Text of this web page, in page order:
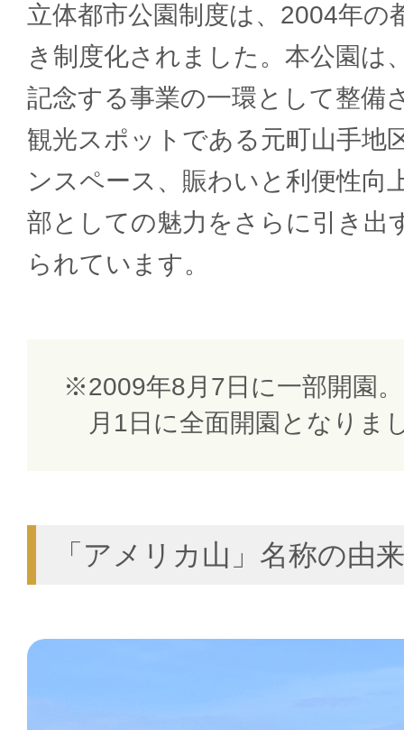
立体都市公園制度は、2004年の
き制度化されました。本公園は
記念する事業の一環として整備
観光スポットである元町山手地
ンスペース、賑わいと利便性向
部としての魅力をさらに引き出
られています。
2009年8月7日に一部開園
月1日に全面開園となりま
「アメリカ山」名称の由来